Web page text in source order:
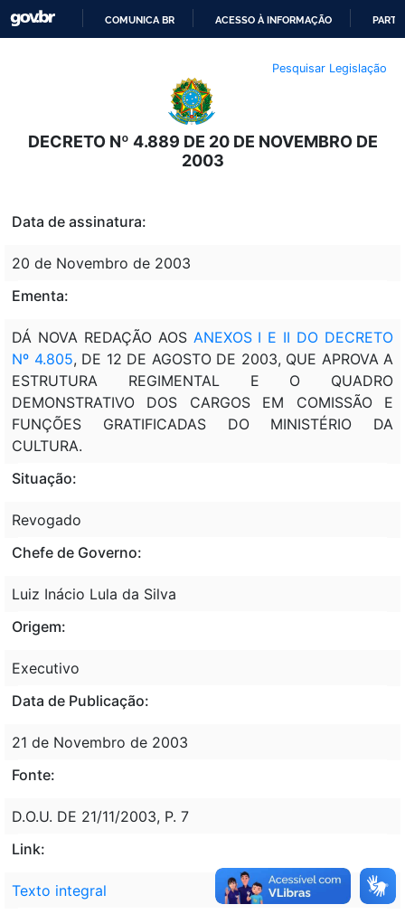
O
CONTEÚDO
COMUNICA BR ACESSO À INFORMAÇÃO
Pesquisar Legislação
DECRETO Nº 4.889 DE 20 DE NOVEMBRO DE
2003
Data de assinatura:
20 de Novembro de 2003
Ementa:
DÁ NOVA REDAÇÃO AOS ANEXOS I E II DO DECRETO
Nº 4.805, DE 12 DE AGOSTO DE 2003, QUE APROVA A
ESTRUTURA REGIMENTAL E O QUADRO
DEMONSTRATIVO DOS CARGOS EM COMISSÃO E
FUNÇÕES GRATIFICADAS DO MINISTÉRIO DA
CULTURA.
Situação:
Revogado
Chefe de Governo:
Luiz Inácio Lula da Silva
Origem:
Executivo
Data de Publicação:
21 de Novembro de 2003
Fonte:
D.O.U. DE 21/11/2003, P. 7
Link:
Texto integral